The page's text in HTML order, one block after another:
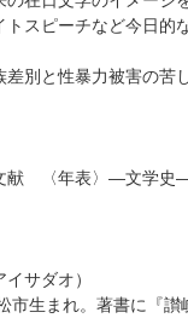
ピーチなど今日的な
性暴力被害の苦し
献 〈年表〉―文学史
サダオ）
市生まれ。著書に『讃